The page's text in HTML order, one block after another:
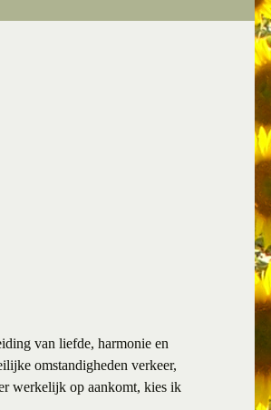
van liefde, harmonie en
omstandigheden verkeer,
werkelijk op aankomt, kies ik